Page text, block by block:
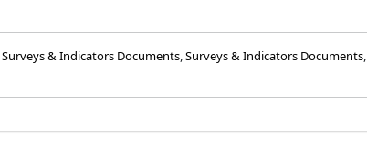
Surveys & Indicators Documents,Surveys & Indicators Documents,